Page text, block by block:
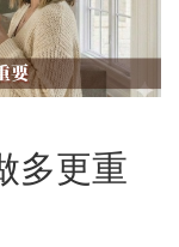
多更重